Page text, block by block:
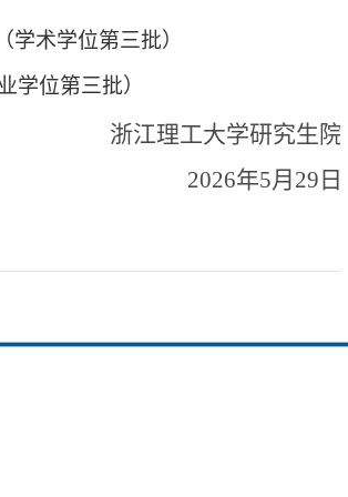
学术学位第三批）
学位第三批）
浙江理工大学研究生院
2026年5月 29 日